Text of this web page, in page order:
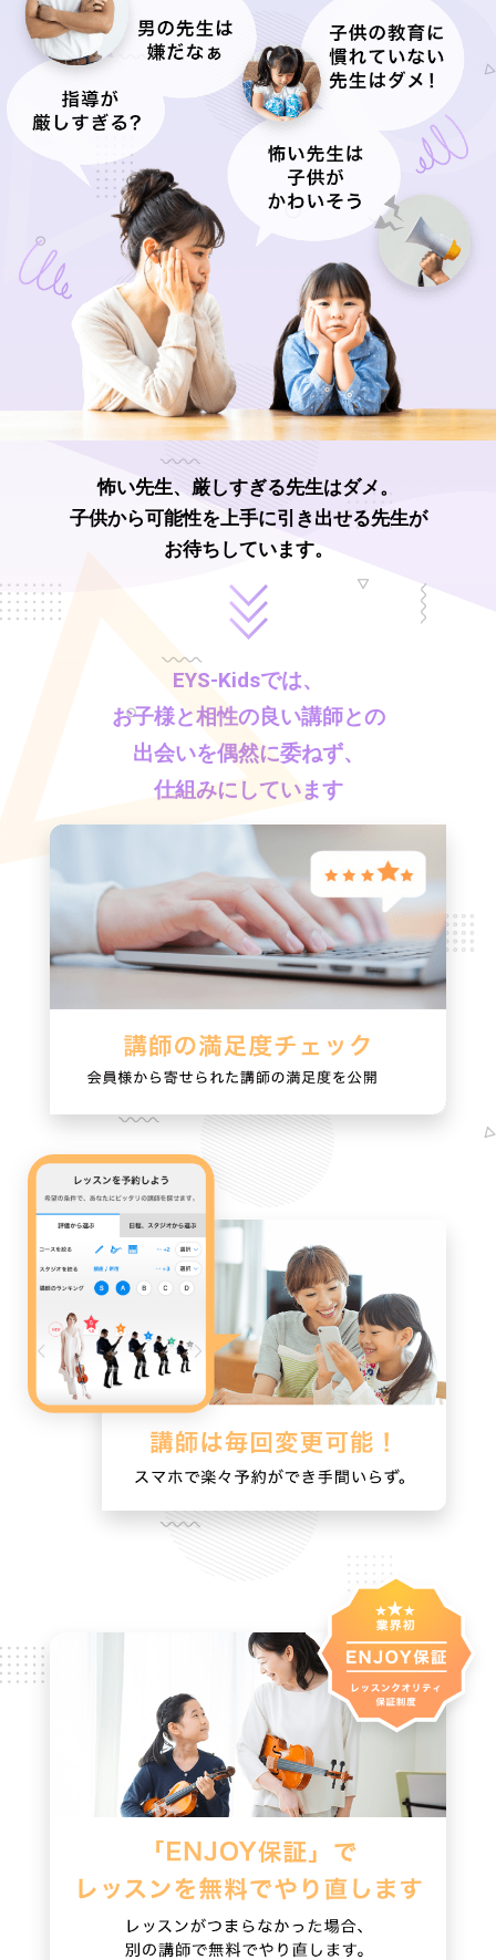
怖い先生、厳しすぎる先生はダメ。
子供から可能性を上手に引き出せる先生が
お待ちしています。
EYS-Kidsでは、
お子様と相性の良い講師との
出会いを偶然に委ねず、
仕組みにしています